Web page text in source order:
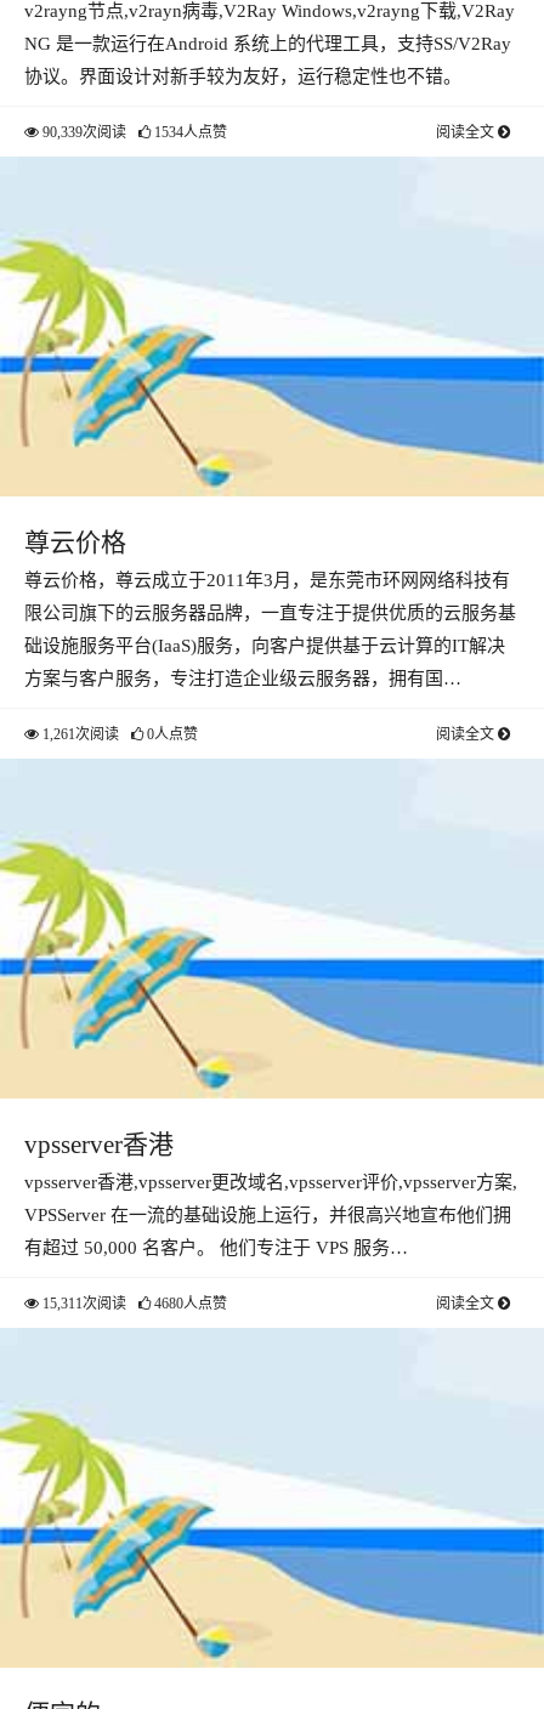
v2rayng节点,v2rayn病毒,V2Ray Windows,v2rayng下载,V2Ray
NG 是一款运行在Android 系统上的代理工具，支持SS/V2Ray
协议。界面设计对新手较为友好，运行稳定性也不错。
90,339次阅读 1534人点赞 阅读全文
尊云价格
尊云价格，尊云成立于2011年3月，是东莞市环网网络科技有
限公司旗下的云服务器品牌，一直专注于提供优质的云服务基
础设施服务平台(IaaS)服务，向客户提供基于云计算的IT解决
方案与客户服务，专注打造企业级云服务器，拥有国…
1,261次阅读 0人点赞 阅读全文
vpsserver香港
vpsserver香港,vpsserver更改域名,vpsserver评价,vpsserver方案,
VPSServer 在一流的基础设施上运行，并很高兴地宣布他们拥
有超过 50,000 名客户。 他们专注于 VPS 服务…
15,311次阅读 4680人点赞 阅读全文